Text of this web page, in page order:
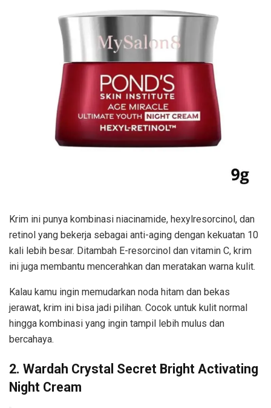
Krim ini punya kombinasi niacinamide, hexylresorcinol, dan
retinol yang bekerja sebagai anti-aging dengan kekuatan 10
kali lebih besar. Ditambah E-resorcinol dan vitamin C, krim
ini juga membantu mencerahkan dan meratakan warna kulit.
Kalau kamu ingin memudarkan noda hitam dan bekas
jerawat, krim ini bisa jadi pilihan. Cocok untuk kulit normal
hingga kombinasi yang ingin tampil lebih mulus dan
bercahaya.
2. Wardah Crystal Secret Bright Activating
Night Cream